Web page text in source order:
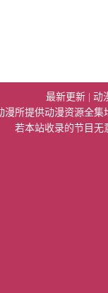
最新更新 动
漫所提供动漫资源全
若本站收录的节目无